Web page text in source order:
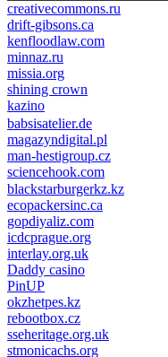
creativecommons.ru
drift-gibsons.ca
kenfloodlaw.com
minnaz.ru
missia.org
shining crown
kazino
casino lemon
pinco giriş
babsisatelier.de
magazyndigital.pl
man-hestigroup.cz
sciencehook.com
олимп казино
blackstarburgerkz.kz
ecopackersinc.ca
gopdiyaliz.com
icdcprague.org
interlay.org.uk
Daddy casino
PinUP
okzhetpes.kz
rebootbox.cz
sseheritage.org.uk
stmonicachs.org